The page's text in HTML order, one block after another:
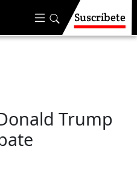
Suscríbete
Trump